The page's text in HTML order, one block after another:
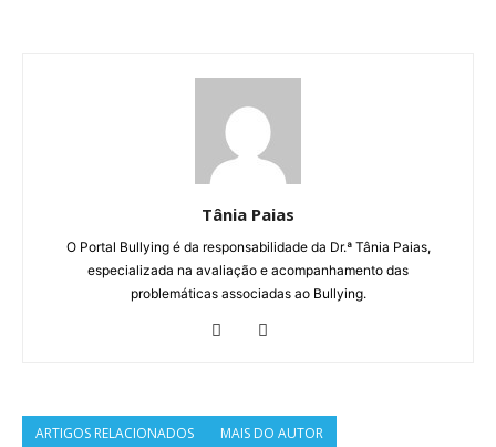
Tânia Paias
O Portal Bullying é da responsabilidade da Dr.ª Tânia Paias,
especializada na avaliação e acompanhamento das
problemáticas associadas ao Bullying.
ARTIGOS RELACIONADOS MAIS DO AUTOR